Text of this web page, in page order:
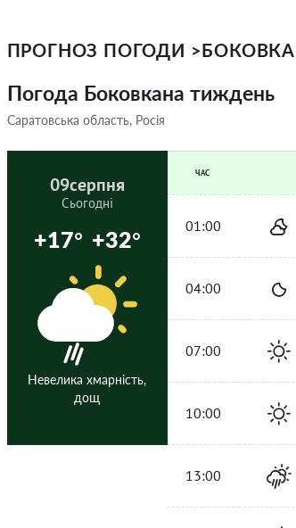
ПРОГНОЗ ПОГОДИ >БОКОВКА
Погода Боковкана тиждень
Саратовська область, Росія
09серпня
Сьогодні
+17° +32°
Невелика хмарність,
дощ
ЧАС
01:00
04:00
07:00
10:00
13:00